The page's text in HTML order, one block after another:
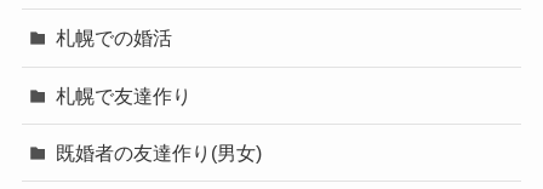
札幌での婚活
札幌で友達作り
既婚者の友達作り(男女)